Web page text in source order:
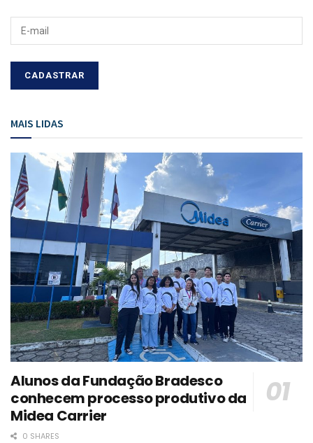
MAIS LIDAS
Alunos da Fundação Bradesco
conhecem processo produtivo da
Midea Carrier
0 SHARES